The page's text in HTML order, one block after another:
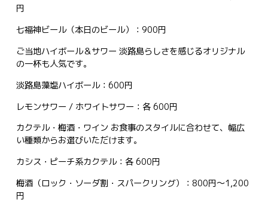
円
七福神ビール（本日のビール）：900円
ご当地ハイボール＆サワー 淡路島らしさを感じるオリジナル
の一杯も人気です。
淡路島藻塩ハイボール：600円
レモンサワー / ホワイトサワー：各 600円
カクテル・梅酒・ワイン お食事のスタイルに合わせて、幅広
い種類からお選びいただけます。
カシス・ピーチ系カクテル：各 600円
梅酒（ロック・ソーダ割・スパークリング）：800円〜1,200
円